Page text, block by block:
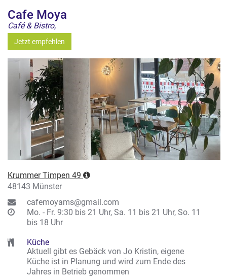
Cafe Moya
Café & Bistro,
Jetzt empfehlen
Krummer Timpen 49
48143 Münster
cafemoyams@gmail.com
Mo. - Fr. 9:30 bis 21 Uhr, Sa. 11 bis 21 Uhr, So. 11
bis 18 Uhr
Küche
Aktuell gibt es Gebäck von Jo Kristin, eigene
Küche ist in Planung und wird zum Ende des
Jahres in Betrieb genommen